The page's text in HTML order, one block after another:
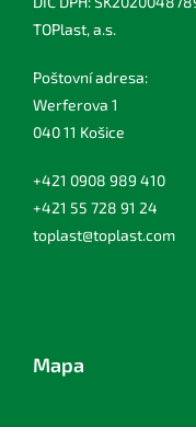
TOPlast, a.s.
Poštovní adresa:
Werferova 1
040 11 Košice
+421 0908 989 410
+421 55 728 91 24
toplast@toplast.com
Mapa